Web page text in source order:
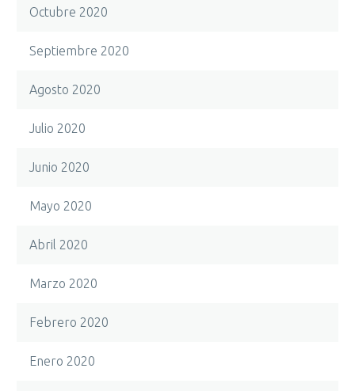
Octubre 2020
Septiembre 2020
Agosto 2020
Julio 2020
Junio 2020
Mayo 2020
Abril 2020
Marzo 2020
Febrero 2020
Enero 2020